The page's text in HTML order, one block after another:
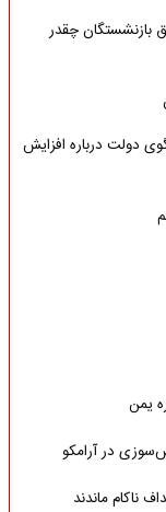
بازنشستگان چقدر
دولت درباره افزایش
یمن
در آرامکو
ناکام ماندند